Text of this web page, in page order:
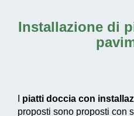
Installazione di
piatti doccia con
proposti sono proposti con